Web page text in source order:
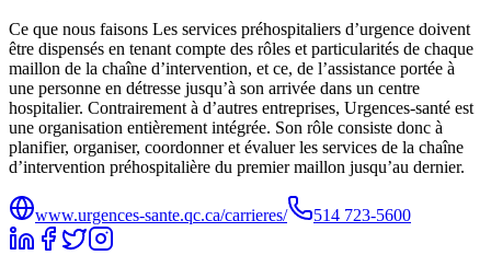
Ce que nous faisons Les services préhospitaliers d’urgence doivent
être dispensés en tenant compte des rôles et particularités de chaque
maillon de la chaîne d’intervention, et ce, de l’assistance portée à
une personne en détresse jusqu’à son arrivée dans un centre
hospitalier. Contrairement à d’autres entreprises, Urgences-santé est
une organisation entièrement intégrée. Son rôle consiste donc à
planifier, organiser, coordonner et évaluer les services de la chaîne
d’intervention préhospitalière du premier maillon jusqu’au dernier.
www.urgences-sante.qc.ca/carrieres/ 514 723-5600